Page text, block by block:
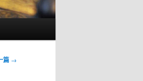
篇 →